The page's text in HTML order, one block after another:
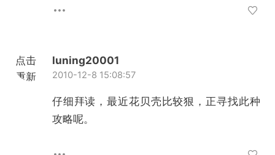
点击
重新
luning20001
2010-12-8 15:08:57
仔细拜读，最近花贝壳比较狠，正寻找此种
攻略呢。